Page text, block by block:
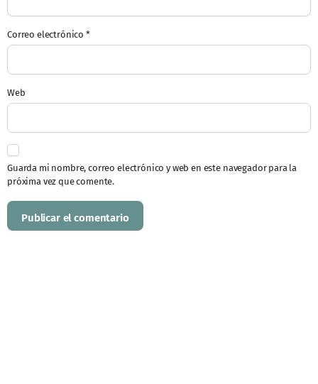
Correo electrónico *
Web
Guarda mi nombre, correo electrónico y web en este navegador para la
próxima vez que comente.